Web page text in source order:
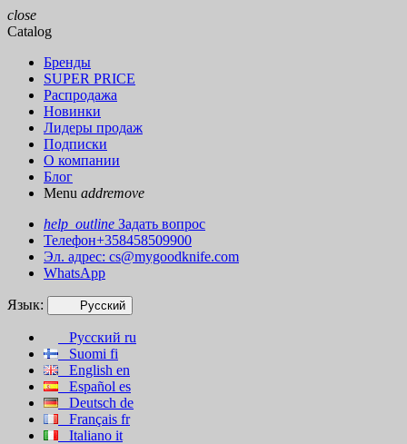
close
Catalog
Бренды
SUPER PRICE
Распродажа
Новинки
Лидеры продаж
Подписки
О компании
Блог
Menu addremove
help_outline Задать вопрос
Телефон+358458509900
Эл. адрес: cs@mygoodknife.com
WhatsApp
Язык: Русский
Русский ru
Suomi fi
English en
Español es
Deutsch de
Français fr
Italiano it